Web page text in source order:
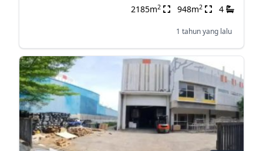
2185m2 948m2 4
1 tahun yang lalu